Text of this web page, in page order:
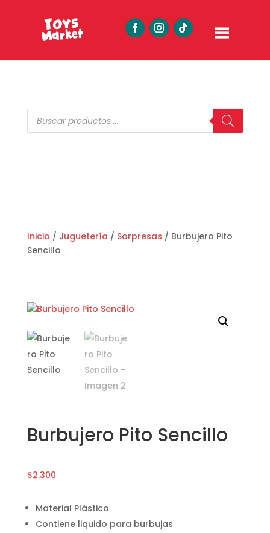
Búsqueda
de
productos
Inicio / Juguetería / Sorpresas / Burbujero Pito
Sencillo
Burbujero Pito Sencillo
$2.300
Material Plástico
Contiene liquido para burbujas